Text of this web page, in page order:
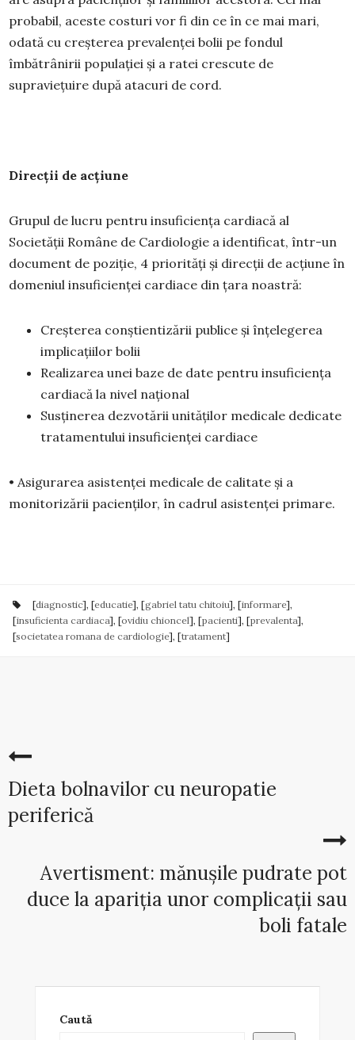
probabil, aceste costuri vor fi din ce în ce mai mari,
odată cu creșterea prevalenței bolii pe fondul
îmbătrânirii populației și a ratei crescute de
supraviețuire după atacuri de cord.
Direcții de acțiune
Grupul de lucru pentru insuficiența cardiacă al
Societății Române de Cardiologie a identificat, într-un
document de poziție, 4 priorități și direcții de acțiune în
domeniul insuficienței cardiace din țara noastră:
Creșterea conștientizării publice și înțelegerea
implicațiilor bolii
Realizarea unei baze de date pentru insuficiența
cardiacă la nivel național
Susținerea dezvotării unităților medicale dedicate
tratamentului insuficienței cardiace
• Asigurarea asistenței medicale de calitate și a
monitorizării pacienților, în cadrul asistenței primare.
[diagnostic], [educatie], [gabriel tatu chitoiu], [informare],
[insuficienta cardiaca], [ovidiu chioncel], [pacienti], [prevalenta],
[societatea romana de cardiologie], [tratament]
Dieta bolnavilor cu neuropatie
periferică
Avertisment: mănușile pudrate pot
duce la apariția unor complicații sau
boli fatale
Caută